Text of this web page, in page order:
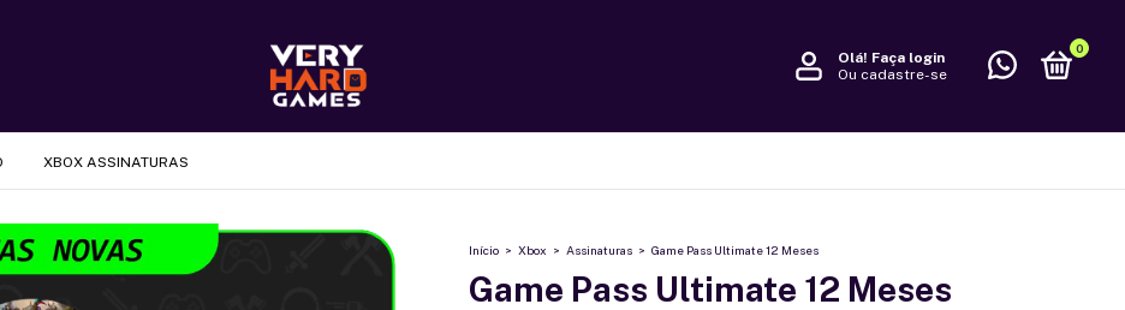
Olá! Faça login
Ou cadastre-se
0
XBOX ASSINATURAS
Início > Xbox > Assinaturas > Game Pass Ultimate 12 Meses
Game Pass Ultimate 12 Meses